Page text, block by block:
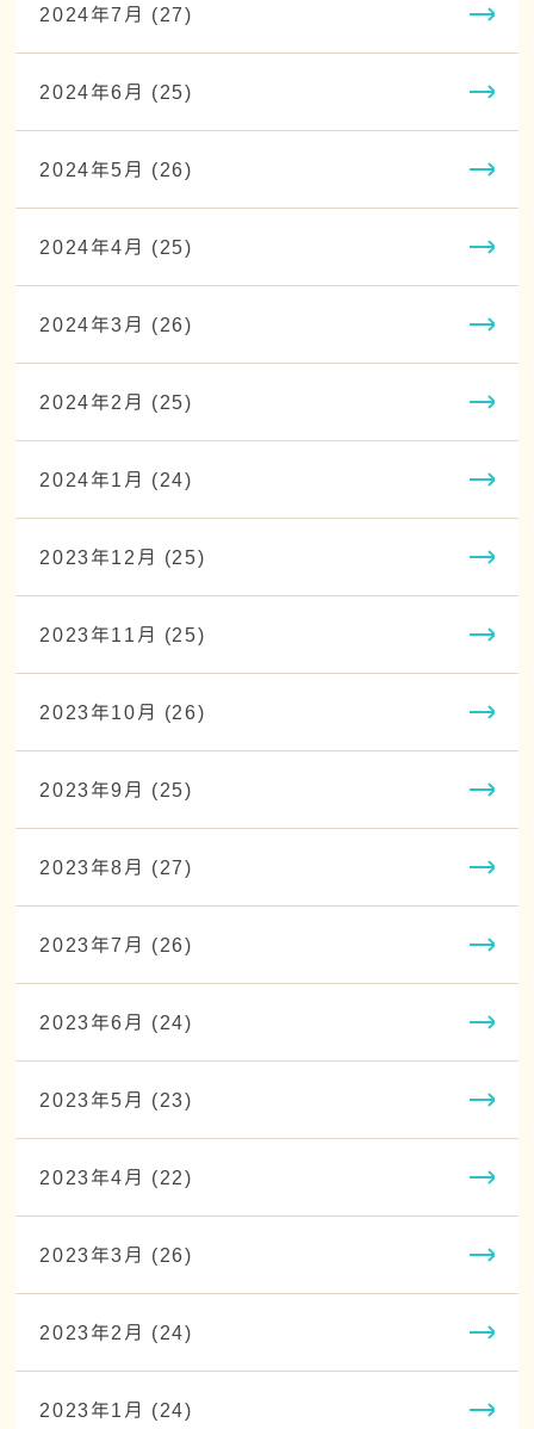
2024年7月 (27)
2024年6月 (25)
2024年5月 (26)
2024年4月 (25)
2024年3月 (26)
2024年2月 (25)
2024年1月 (24)
2023年12月 (25)
2023年11月 (25)
2023年10月 (26)
2023年9月 (25)
2023年8月 (27)
2023年7月 (26)
2023年6月 (24)
2023年5月 (23)
2023年4月 (22)
2023年3月 (26)
2023年2月 (24)
2023年1月 (24)